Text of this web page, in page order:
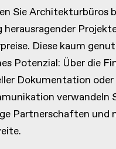
Sie Architekturbüros
herausragender
Diese kaum
Potenzial: Über die
Dokumentation oder
verwandeln
Partnerschaften und